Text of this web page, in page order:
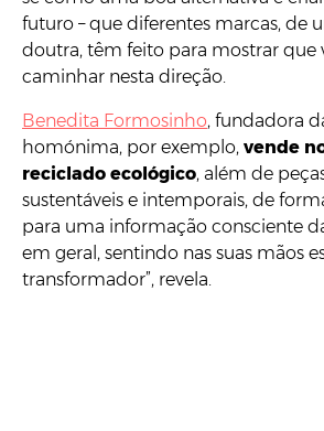
futuro – que diferentes marcas, de
doutra, têm feito para mostrar que
caminhar nesta direção.
Benedita Formosinho, fundadora
homónima, por exemplo, vende
reciclado ecológico, além de
sustentáveis e intemporais, de
para uma informação consciente
em geral, sentindo nas suas mãos
transformador”, revela.